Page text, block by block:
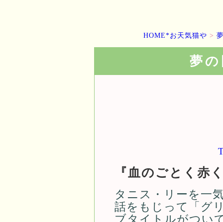
HOME*お天気猫や >
夢
『血のごとく赤
タニス・リーを一
話をもじって「グ
ブタイトルがつい